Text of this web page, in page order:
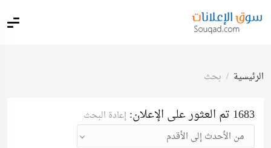
الرئيسية بحث
1683 تم العثور على الإعلان:
إعادة البحث
من الأحدث إلى الأقدم